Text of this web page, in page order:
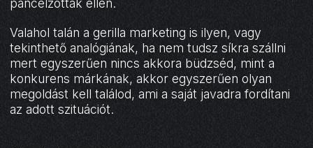
páncélzottak ellen.
Valahol talán a gerilla marketing is ilyen, vagy
tekinthető analógiának, ha nem tudsz síkra szállni
mert egyszerűen nincs akkora büdzséd, mint a
konkurens márkának, akkor egyszerűen olyan
megoldást kell találod, ami a saját javadra fordítani
az adott szituációt.